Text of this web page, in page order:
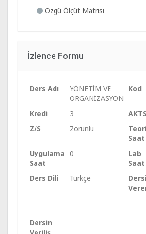
Özgü Ölçüt Matrisi
İzlence Formu
Ders Adı
YÖNETİM VE
ORGANİZASYON
Kod
Kredi 3 AKTS
Z/S
Zorunlu
Saat
Uygulama
Saat
0
Lab
Saat
Ders Dili Türkçe
Dersi
Dersin